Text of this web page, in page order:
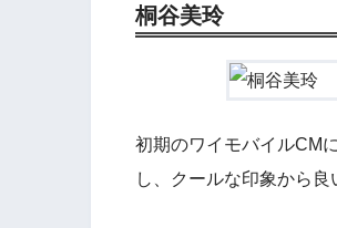
桐谷美玲
初期のワイモバイルCM
し、クールな印象から良